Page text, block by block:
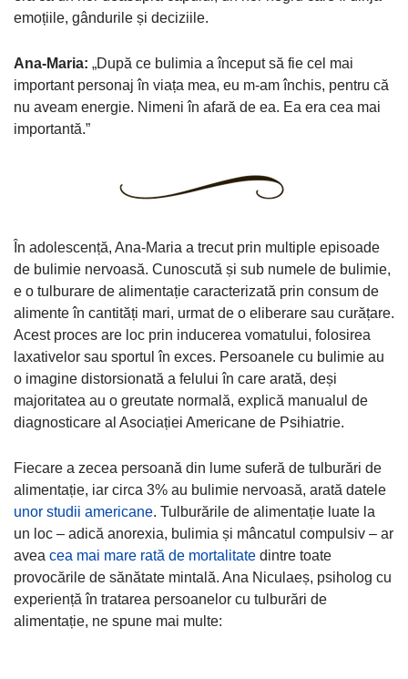
emoțiile, gândurile și deciziile.
Ana-Maria: „După ce bulimia a început să fie cel mai
important personaj în viața mea, eu m-am închis, pentru că
nu aveam energie. Nimeni în afară de ea. Ea era cea mai
importantă.”
În adolescență, Ana-Maria a trecut prin multiple episoade
de bulimie nervoasă. Cunoscută și sub numele de bulimie,
e o tulburare de alimentație caracterizată prin consum de
alimente în cantități mari, urmat de o eliberare sau curățare.
Acest proces are loc prin inducerea vomatului, folosirea
laxativelor sau sportul în exces. Persoanele cu bulimie au
o imagine distorsionată a felului în care arată, deși
majoritatea au o greutate normală, explică manualul de
diagnosticare al Asociației Americane de Psihiatrie.
Fiecare a zecea persoană din lume suferă de tulburări de
alimentație, iar circa 3% au bulimie nervoasă, arată datele
unor studii americane. Tulburările de alimentație luate la
un loc – adică anorexia, bulimia și mâncatul compulsiv – ar
avea cea mai mare rată de mortalitate dintre toate
provocările de sănătate mintală. Ana Niculaeș, psiholog cu
experiență în tratarea persoanelor cu tulburări de
alimentație, ne spune mai multe: